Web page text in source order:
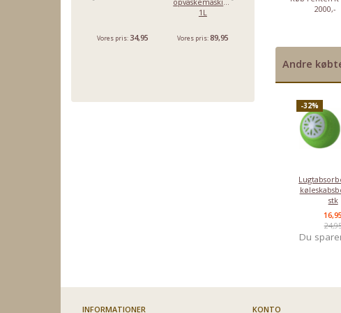
Vores pris: 34,95
1L
Vores pris:89,95
2000,-
2000,-
Andre
-32%
stk
16,95
Du
INFORMATIONER KONTO